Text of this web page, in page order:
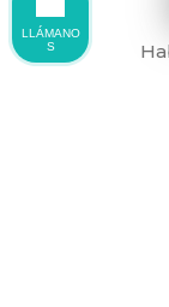
LLÁMANO
S